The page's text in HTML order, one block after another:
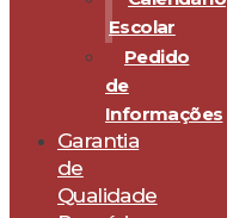
Escolar
Pedido
de
Informações
Garantia
de
Qualidade